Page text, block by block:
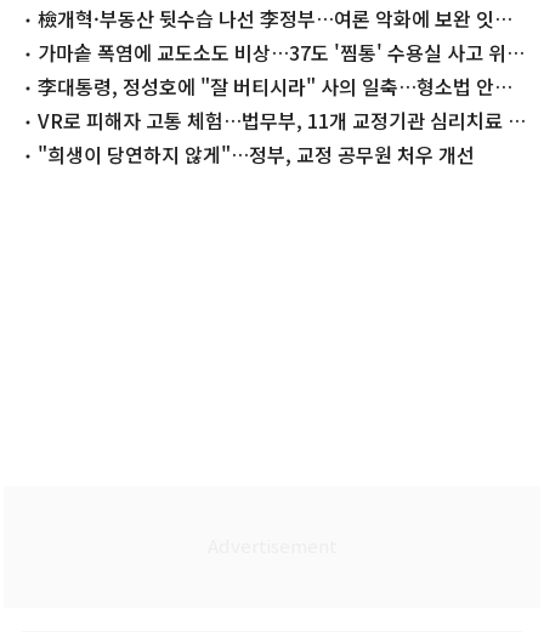
檢개혁·부동산 뒷수습 나선 李정부…여론 악화에 보완 잇따
라 가마솥 폭염에 교도소도 비상…37도 '찜통' 수용실 사고 위험
커진다
李대통령, 정성호에 "잘 버티시라" 사의 일축…형소법 안착
역할 당부
VR로 피해자 고통 체험…법무부, 11개 교정기관 심리치료 도
입 "희생이 당연하지 않게"…정부, 교정 공무원 처우 개선